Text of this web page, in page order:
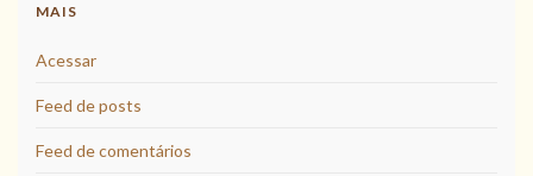
MAIS
Acessar
Feed de posts
Feed de comentários